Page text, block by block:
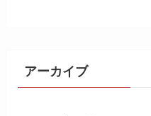
アーカイブ